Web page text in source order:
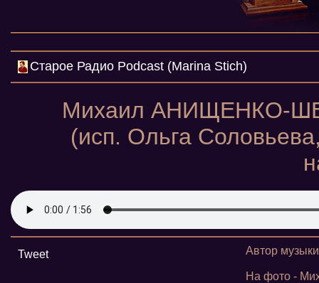
Cтарое Радио Podcast (Marina Stich)
Михаил АНИЩЕНКО-
(исп. Ольга
Tweet Автор
На фото -